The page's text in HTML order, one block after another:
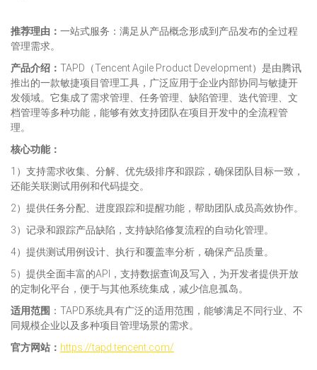
推荐理由： 一站式服务：满足从产品概念形成到产品发布的全过程
管理需求。
产品介绍： TAPD（Tencent Agile Product Development）是由腾讯
推出的一款敏捷项目管理工具，广泛应用于企业内部协同与敏捷开
发领域。它集成了需求管理、任务管理、缺陷管理、迭代管理、文
档管理等多种功能，能够有效支持团队在项目开发中的全流程管
理。
核心功能：
1）支持需求收集、分解、优先级排序和跟踪，确保团队目标一致，
还能关联测试用例和代码提交。
2）提供任务分配、进度跟踪和提醒功能，帮助团队成员高效协作。
3）记录和跟踪产品缺陷，支持缺陷修复流程的自动化管理。
4）提供测试用例设计、执行和覆盖率分析，确保产品质量。
5）提供全面丰富的API，支持数据查询及写入，为开发者提供开放
的定制化平台，便于与其他系统集成，减少信息孤岛。
适用范围 ：TAPD系统具有广泛的适用范围，能够满足不同行业、不
同规模企业以及多种项目管理场景的需求。
官方网站： https://tapd.tencent.com/